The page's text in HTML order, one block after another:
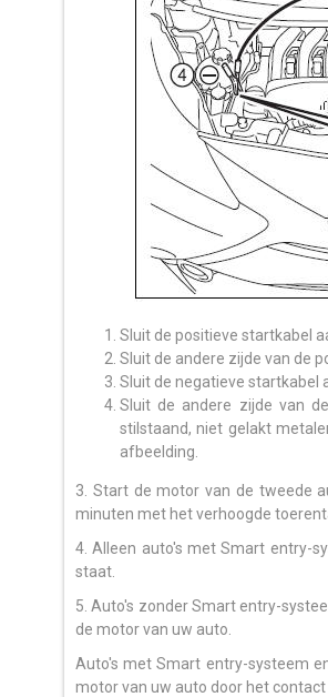
Sluit de positieve startkabel
Sluit de andere zijde van de
Sluit de negatieve startkabel
Sluit de andere zijde van
stilstaand, niet gelakt
afbeelding.
3. Start de motor van de tweede
minuten met het verhoogde
4. Alleen auto's met Smart entry-
staat.
5. Auto's zonder Smart entry-
de motor van uw auto.
Auto's met Smart entry-systeem
motor van uw auto door het contact